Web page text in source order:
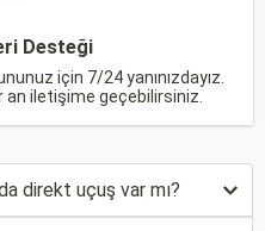
Desteği
için 7/24 yanınızdayız.
iletişime geçebilirsiniz.
direkt uçuş var mı?